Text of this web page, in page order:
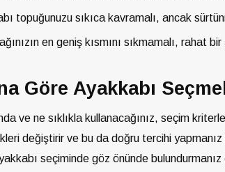
topuğunuzu sıkıca kavramalı, ancak
en geniş kısmını sıkmamalı, rahat
Göre Ayakkabı
ve ne sıklıkla kullanacağınız, seçim
değiştirir ve bu da doğru tercihi yapmanız
seçiminde göz önünde